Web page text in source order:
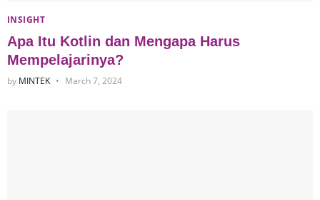
INSIGHT
Apa Itu Kotlin dan Mengapa Harus
Mempelajarinya?
by MINTEK March 7, 2024